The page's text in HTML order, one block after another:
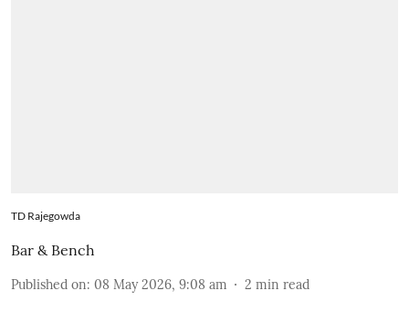
TD Rajegowda
Bar & Bench
Published on: 08 May 2026, 9:08 am 2 min read